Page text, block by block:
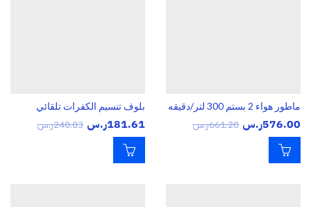
ماطور هواء 2 بستم 300 لتر/دقيقه
576.00ر.س 661.20ر.س
بلوف تنسيم الكفرات تلقائي
181.61ر.س 240.03ر.س